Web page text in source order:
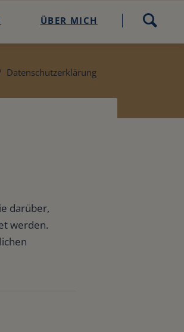
überspringen
ÜBER MICH
Datenschutzerklärung
darüber,
werden.